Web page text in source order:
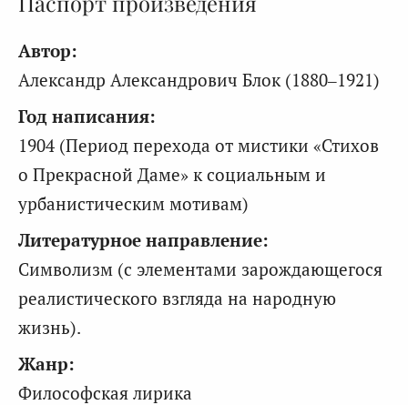
Автор:
Александр Александрович Блок (1880–1921)
Год написания:
1904 (Период перехода от мистики «Стихов
о Прекрасной Даме» к социальным и
урбанистическим мотивам)
Литературное направление:
Символизм (с элементами зарождающегося
реалистического взгляда на народную
жизнь).
Жанр:
Философская лирика